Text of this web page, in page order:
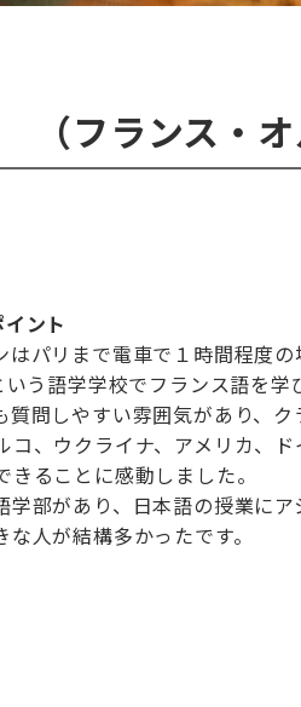
（フランス・
ント
パリまで電車で１時間程度
う語学学校でフランス語を
質問しやすい雰囲気があり、
、ウクライナ、アメリカ、
ることに感動しました。
部があり、日本語の授業に
人が結構多かったです。